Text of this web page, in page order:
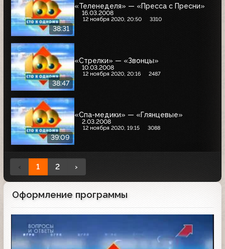
38:31
«Теленеделя» — «Пресса с Пресни»
16.03.2008
12 ноября 2020, 20:50 3310
38:47
«Стрелки» — «Звонцы»
10.03.2008
12 ноября 2020, 20:16 2487
39:09
«Спа-медики» — «Глянцевые»
2.03.2008
12 ноября 2020, 19:15 3088
‹ 1 2 ›
Оформление программы